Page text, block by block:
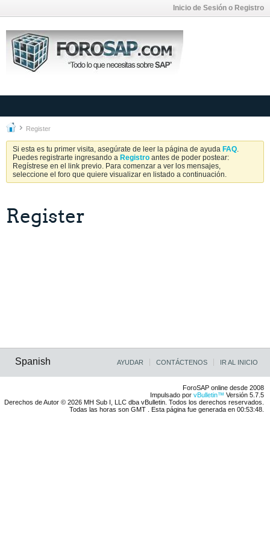
Inicio de Sesión o Registro
Register
Si esta es tu primer visita, asegúrate de leer la página de ayuda FAQ.
Puedes registrarte ingresando a Registro antes de poder postear:
Regístrese en el link previo. Para comenzar a ver los mensajes,
seleccione el foro que quiere visualizar en listado a continuación.
Register
Spanish AYUDAR CONTÁCTENOS IR AL INICIO
ForoSAP online desde 2008
Impulsado por vBulletin™ Versión 5.7.5
Derechos de Autor © 2026 MH Sub I, LLC dba vBulletin. Todos los derechos reservados.
Todas las horas son GMT . Esta página fue generada en 00:53:48.